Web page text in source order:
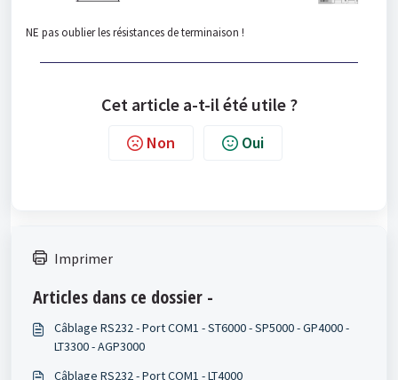
NE pas oublier les résistances de terminaison !
Cet article a-t-il été utile ?
Non Oui
Imprimer
Articles dans ce dossier -
Câblage RS232 - Port COM1 - ST6000 - SP5000 - GP4000 -
LT3300 - AGP3000
Câblage RS232 - Port COM1 - LT4000